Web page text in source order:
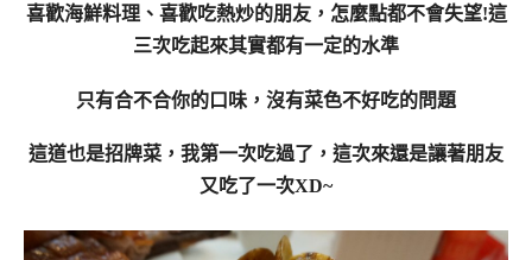
喜歡海鮮料理、喜歡吃熱炒的朋友，怎麼點都不會失望!這
三次吃起來其實都有一定的水準
只有合不合你的口味，沒有菜色不好吃的問題
這道也是招牌菜，我第一次吃過了，這次來還是讓著朋友
又吃了一次XD~